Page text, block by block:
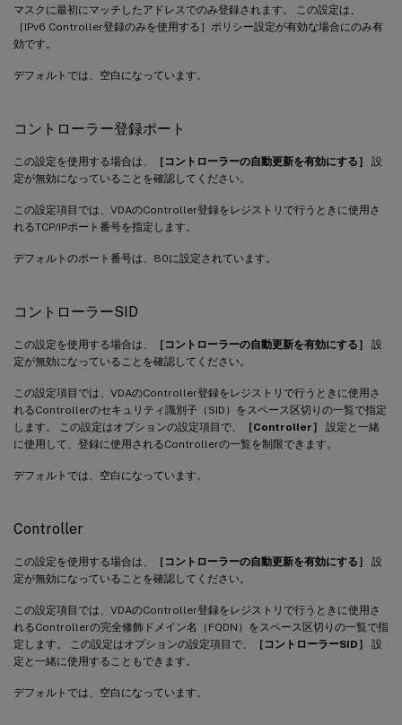
マスクに最初にマッチしたアドレスでのみ登録されます。 この設定は、
［IPv6 Controller登録のみを使用する］ポリシー設定が有効な場合にのみ有
効です。
デフォルトでは、空白になっています。
コントローラー登録ポート
この設定を使用する場合は、 ［コントローラーの自動更新を有効にする］
設
定が無効になっていることを確認してください。
この設定項目では、VDAのController登録をレジストリで行うときに使用さ
れるTCP/IPポート番号を指定します。
デフォルトのポート番号は、80に設定されています。
コントローラーSID
この設定を使用する場合は、 ［コントローラーの自動更新を有効にする］
設
定が無効になっていることを確認してください。
この設定項目では、VDAのController登録をレジストリで行うときに使用さ
れるControllerのセキュリティ識別子（SID）をスペース区切りの一覧で指定
します。 この設定はオプションの設定項目で、
［Controller］
設定と一緒
に使用して、登録に使用されるControllerの一覧を制限できます。
デフォルトでは、空白になっています。
Controller
この設定を使用する場合は、 ［コントローラーの自動更新を有効にする］
設
定が無効になっていることを確認してください。
この設定項目では、VDAのController登録をレジストリで行うときに使用さ
れるControllerの完全修飾ドメイン名（FQDN）をスペース区切りの一覧で指
定します。 この設定はオプションの設定項目で、
［コントローラーSID］
設
定と一緒に使用することもできます。
デフォルトでは、空白になっています。